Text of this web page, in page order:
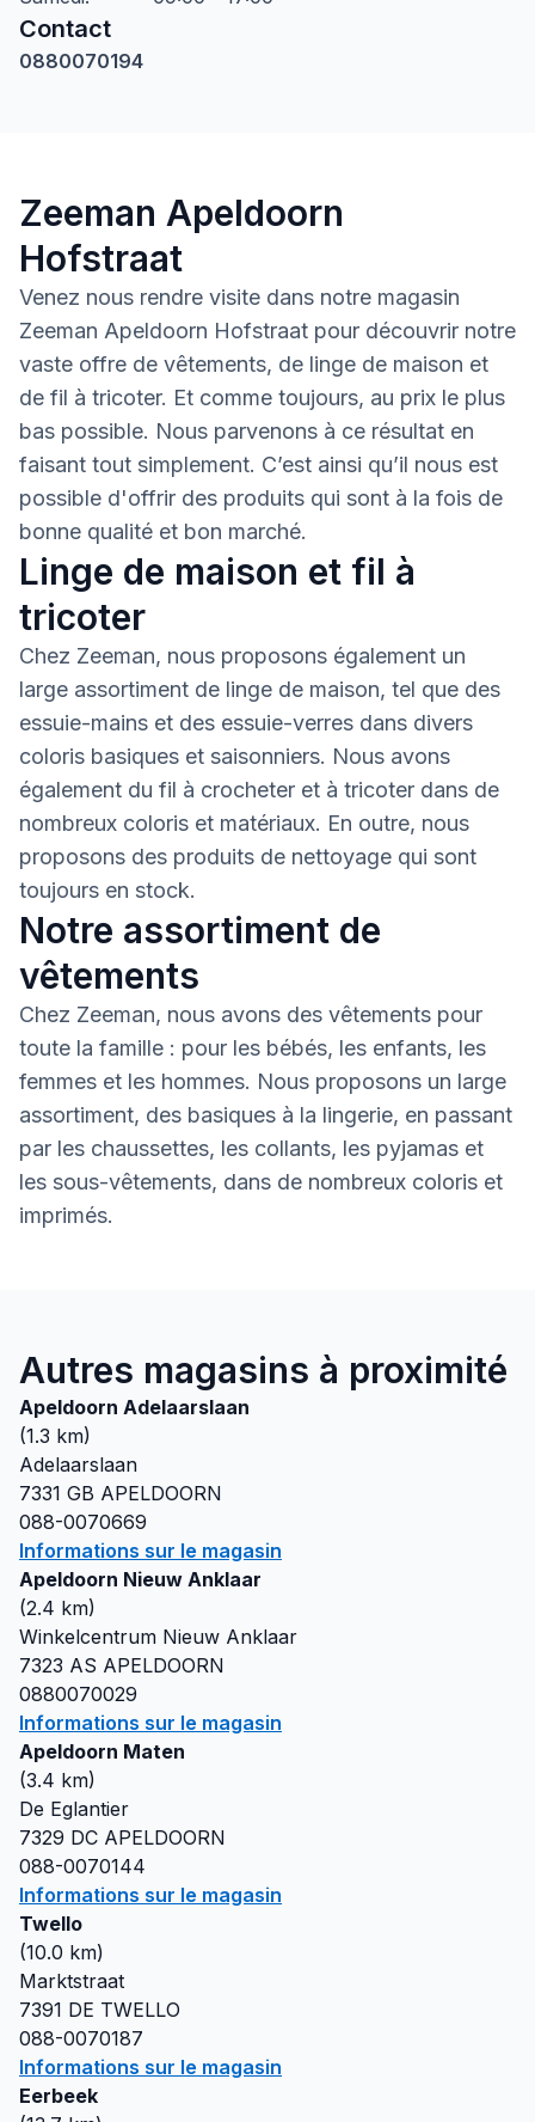
Contact
0880070194
Zeeman Apeldoorn
Hofstraat
Venez nous rendre visite dans notre magasin
Zeeman Apeldoorn Hofstraat pour découvrir notre
vaste offre de vêtements, de linge de maison et
de fil à tricoter. Et comme toujours, au prix le plus
bas possible. Nous parvenons à ce résultat en
faisant tout simplement. C’est ainsi qu’il nous est
possible d'offrir des produits qui sont à la fois de
bonne qualité et bon marché.
Linge de maison et fil à
tricoter
Chez Zeeman, nous proposons également un
large assortiment de linge de maison, tel que des
essuie-mains et des essuie-verres dans divers
coloris basiques et saisonniers. Nous avons
également du fil à crocheter et à tricoter dans de
nombreux coloris et matériaux. En outre, nous
proposons des produits de nettoyage qui sont
toujours en stock.
Notre assortiment de
vêtements
Chez Zeeman, nous avons des vêtements pour
toute la famille : pour les bébés, les enfants, les
femmes et les hommes. Nous proposons un large
assortiment, des basiques à la lingerie, en passant
par les chaussettes, les collants, les pyjamas et
les sous-vêtements, dans de nombreux coloris et
imprimés.
Autres magasins à proximité
Apeldoorn Adelaarslaan
(1.3 km)
Adelaarslaan
7331 GB APELDOORN
088-0070669
Informations sur le magasin
Apeldoorn Nieuw Anklaar
(2.4 km)
Winkelcentrum Nieuw Anklaar
7323 AS APELDOORN
0880070029
Informations sur le magasin
Apeldoorn Maten
(3.4 km)
De Eglantier
7329 DC APELDOORN
088-0070144
Informations sur le magasin
Twello
(10.0 km)
Marktstraat
7391 DE TWELLO
088-0070187
Informations sur le magasin
Eerbeek